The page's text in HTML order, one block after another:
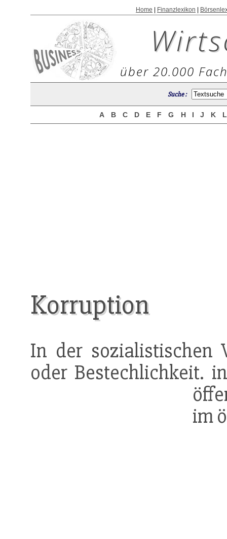
Home Finanzlexikon
über 20.000
Suche :
A B C D E F G H I J K
Korruption
In der sozialistischen
oder Bestechlichkeit.
im